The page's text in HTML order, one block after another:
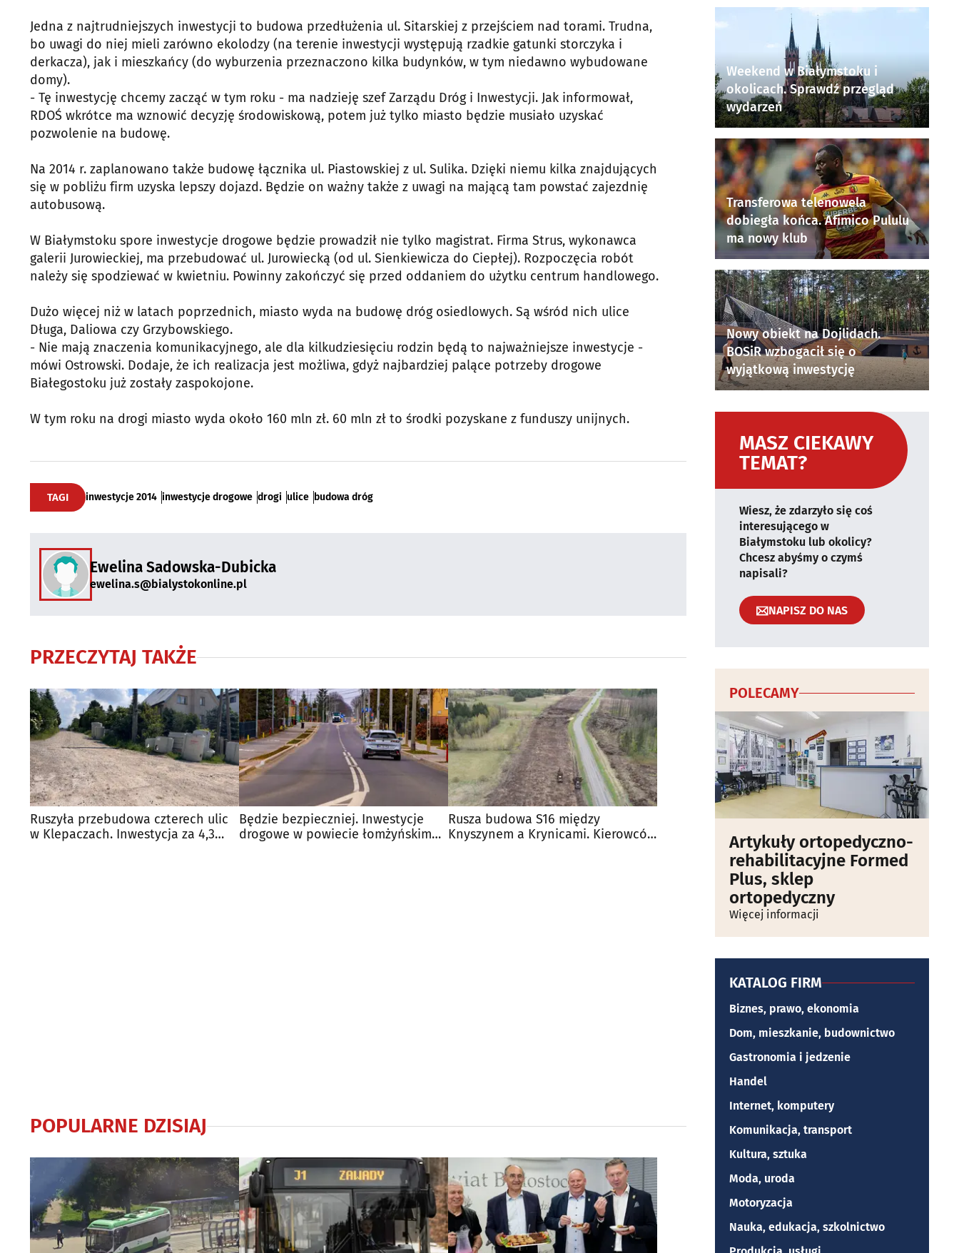
Jedna z najtrudniejszych inwestycji to budowa przedłużenia ul. Sitarskiej z przejściem nad torami. Trudna,
bo uwagi do niej mieli zarówno ekolodzy (na terenie inwestycji występują rzadkie gatunki storczyka i
derkacza), jak i mieszkańcy (do wyburzenia przeznaczono kilka budynków, w tym niedawno wybudowane
domy).
- Tę inwestycję chcemy zacząć w tym roku - ma nadzieję szef Zarządu Dróg i Inwestycji. Jak informował,
RDOŚ wkrótce ma wznowić decyzję środowiskową, potem już tylko miasto będzie musiało uzyskać
pozwolenie na budowę.
Na 2014 r. zaplanowano także budowę łącznika ul. Piastowskiej z ul. Sulika. Dzięki niemu kilka znajdujących
się w pobliżu firm uzyska lepszy dojazd. Będzie on ważny także z uwagi na mającą tam powstać zajezdnię
autobusową.
W Białymstoku spore inwestycje drogowe będzie prowadził nie tylko magistrat. Firma Strus, wykonawca
galerii Jurowieckiej, ma przebudować ul. Jurowiecką (od ul. Sienkiewicza do Ciepłej). Rozpoczęcia robót
należy się spodziewać w kwietniu. Powinny zakończyć się przed oddaniem do użytku centrum handlowego.
Dużo więcej niż w latach poprzednich, miasto wyda na budowę dróg osiedlowych. Są wśród nich ulice
Długa, Daliowa czy Grzybowskiego.
- Nie mają znaczenia komunikacyjnego, ale dla kilkudziesięciu rodzin będą to najważniejsze inwestycje -
mówi Ostrowski. Dodaje, że ich realizacja jest możliwa, gdyż najbardziej palące potrzeby drogowe
Białegostoku już zostały zaspokojone.
W tym roku na drogi miasto wyda około 160 mln zł. 60 mln zł to środki pozyskane z funduszy unijnych.
TAGI inwestycje 2014 inwestycje drogowe drogi ulice budowa dróg
Ewelina Sadowska-Dubicka
ewelina.s@bialystokonline.pl
PRZECZYTAJ TAKŻE
Ruszyła przebudowa czterech ulic
w Klepaczach. Inwestycja za 4,3
Będzie bezpieczniej. Inwestycje
drogowe w powiecie łomżyńskim
Rusza budowa S16 między
Knyszynem a Krynicami. Kierowców
POPULARNE DZISIAJ
Weekend w Białymstoku i
okolicach. Sprawdź przegląd
wydarzeń
Transferowa telenowela
dobiegła końca. Afimico Pululu
ma nowy klub
Nowy obiekt na Dojlidach.
BOSiR wzbogacił się o
wyjątkową inwestycję
MASZ CIEKAWY
TEMAT?
Wiesz, że zdarzyło się coś
interesującego w
Białymstoku lub okolicy?
Chcesz abyśmy o czymś
napisali?
NAPISZ DO NAS
POLECAMY
Artykuły ortopedyczno-
rehabilitacyjne Formed
Plus, sklep
ortopedyczny
Więcej informacji
KATALOG FIRM
Biznes, prawo, ekonomia
Dom, mieszkanie, budownictwo
Gastronomia i jedzenie
Handel
Internet, komputery
Komunikacja, transport
Kultura, sztuka
Moda, uroda
Motoryzacja
Nauka, edukacja, szkolnictwo